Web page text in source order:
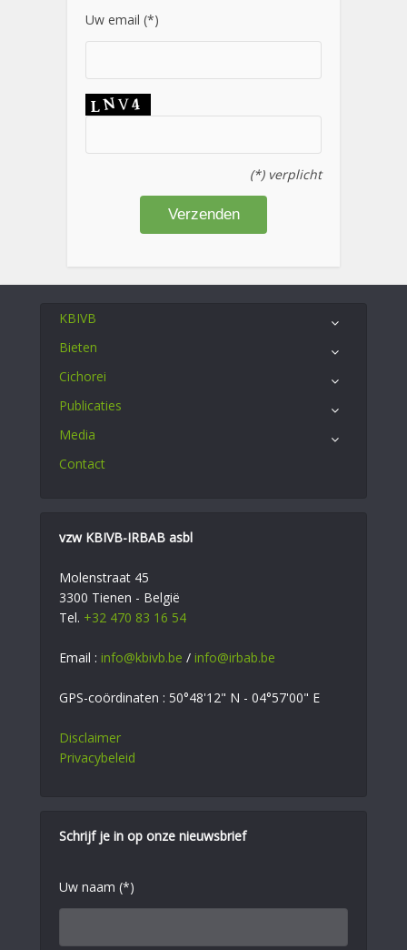
Uw email (*)
(*) verplicht
KBIVB
Bieten
Cichorei
Publicaties
Media
Contact
vzw KBIVB-IRBAB asbl
Molenstraat 45
3300 Tienen - België
Tel. +32 470 83 16 54
Email : info@kbivb.be / info@irbab.be
GPS-coördinaten : 50°48'12" N - 04°57'00" E
Disclaimer
Privacybeleid
Schrijf je in op onze nieuwsbrief
Uw naam (*)